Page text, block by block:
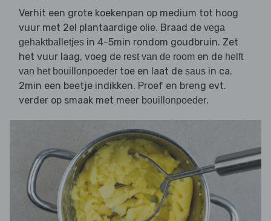
Verhit een grote koekenpan op medium tot hoog
vuur met 2el plantaardige olie. Braad de vega
gehaktballetjes in 4-5min rondom goudbruin. Zet
het vuur laag, voeg de rest van de room en de helft
van het bouillonpoeder toe en laat de saus in ca.
2min een beetje indikken. Proef en breng evt.
verder op smaak met meer bouillonpoeder.